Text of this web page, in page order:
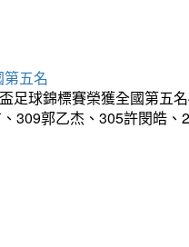
五名
足球錦標賽榮獲全國第五
309郭乙杰、305許閔皓